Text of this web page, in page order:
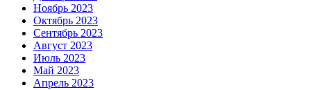
Ноябрь 2023
Октябрь 2023
Сентябрь 2023
Август 2023
Июль 2023
Май 2023
Апрель 2023